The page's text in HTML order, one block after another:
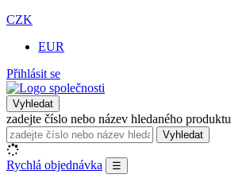
CZK
EUR
Přihlásit se
Vyhledat
zadejte číslo nebo název hledaného produktu
Vyhledat
Rychlá objednávka ☰